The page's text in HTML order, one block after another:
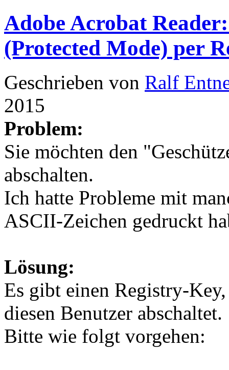
Adobe Acrobat
(Protected Mode) per
Geschrieben von Ralf
2015
Problem:
Sie möchten den
abschalten.
Ich hatte Probleme mit
ASCII-Zeichen gedruckt
Lösung:
Es gibt einen Registry-
diesen Benutzer abschaltet.
Bitte wie folgt vorgehen: